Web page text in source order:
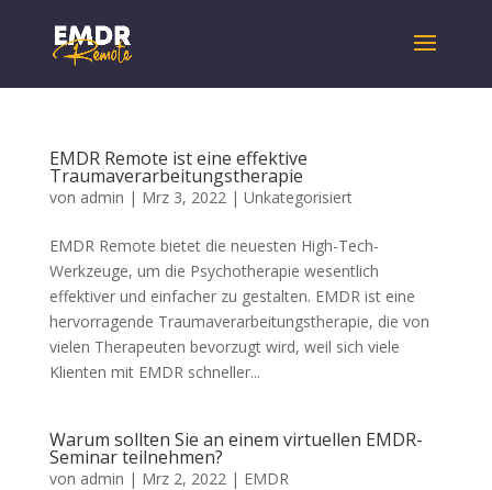
EMDR Remote ist eine effektive
Traumaverarbeitungstherapie
von admin | Mrz 3, 2022| Unkategorisiert
EMDR Remote bietet die neuesten High-Tech-
Werkzeuge, um die Psychotherapie wesentlich
effektiver und einfacher zu gestalten. EMDR ist eine
hervorragende Traumaverarbeitungstherapie, die von
vielen Therapeuten bevorzugt wird, weil sich viele
Klienten mit EMDR schneller...
Warum sollten Sie an einem virtuellen EMDR-
Seminar teilnehmen?
von admin | Mrz 2, 2022| EMDR